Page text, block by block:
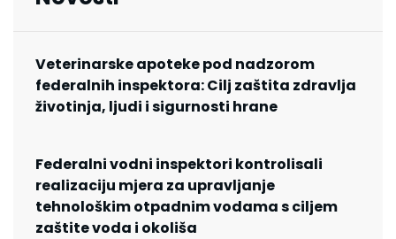
Veterinarske apoteke pod nadzorom
federalnih inspektora: Cilj zaštita zdravlja
životinja, ljudi i sigurnosti hrane
Federalni vodni inspektori kontrolisali
realizaciju mjera za upravljanje
tehnološkim otpadnim vodama s ciljem
zaštite voda i okoliša